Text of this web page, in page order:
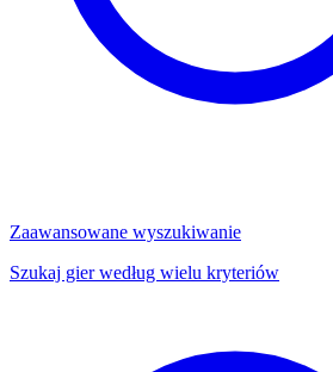
Zaawansowane wyszukiwanie
Szukaj gier według wielu kryteriów